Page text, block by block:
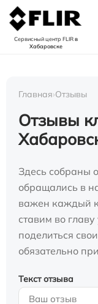
Сервисный центр FLIRв
Хабаровске
Главная›Отзывы
Отзывы
Здесь собраны
обращались в
важен каждый
ставим во
поделиться
обязательно
Текст отзыва